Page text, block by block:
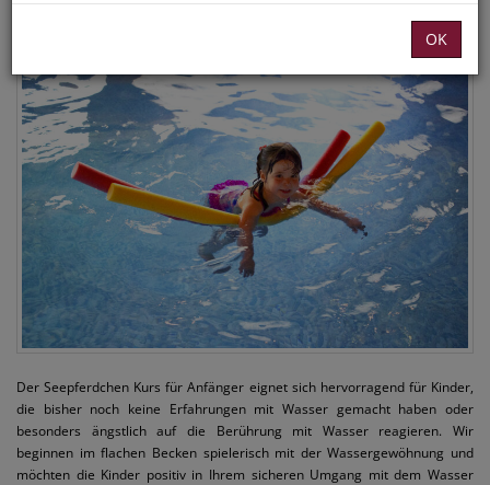
Der Seepferdchen Kurs für Anfänger eignet sich hervorragend für Kinder,
die bisher noch keine Erfahrungen mit Wasser gemacht haben oder
besonders ängstlich auf die Berührung mit Wasser reagieren. Wir
beginnen im flachen Becken spielerisch mit der Wassergewöhnung und
möchten die Kinder positiv in Ihrem sicheren Umgang mit dem Wasser
OK